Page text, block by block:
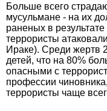
Больше всего
мусульмане - на их
раненых в
террористы
Ираке). Среди жертв
детей, что на 80%
опасными с
профессии
террористы чаще